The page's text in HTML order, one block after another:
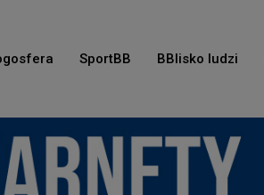
SportBB BBlisko ludzi